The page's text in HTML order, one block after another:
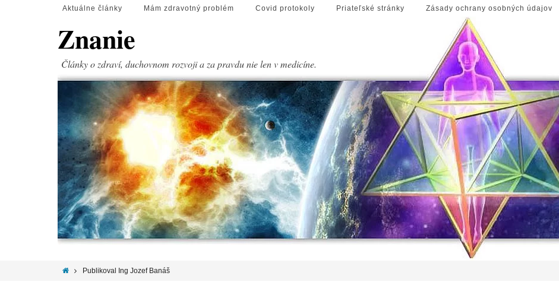
Aktuálne články Mám zdravotný problém Covid protokoly Priateľské stránky Zásady ochrany osobných údajov
Znanie
Články o zdraví, duchovnom rozvoji a za pravdu nie len v medicíne.
Publikoval Ing Jozef Banáš